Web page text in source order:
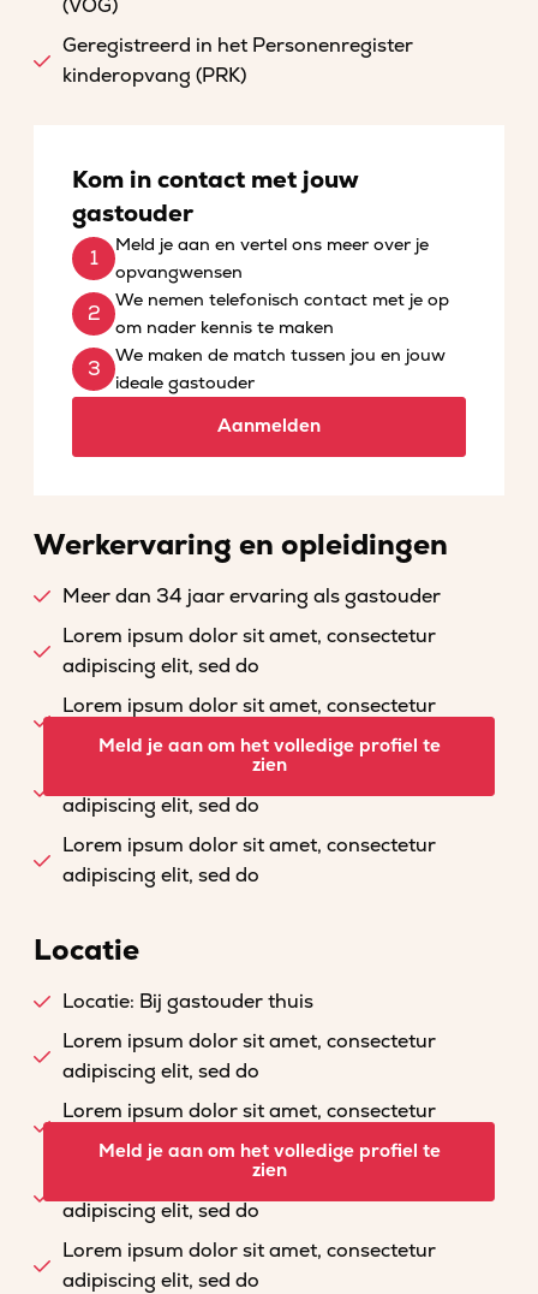
(VOG)
Geregistreerd in het Personenregister
kinderopvang (PRK)
Kom in contact met jouw
gastouder
Meld je aan en vertel ons meer over je
opvangwensen
We nemen telefonisch contact met je op
om nader kennis te maken
We maken de match tussen jou en jouw
ideale gastouder
Aanmelden
Werkervaring en opleidingen
Meer dan 34 jaar ervaring als gastouder
Lorem ipsum dolor sit amet, consectetur
adipiscing elit, sed do
Lorem ipsum dolor sit amet, consectetur
adipiscing elit, sed do
Lorem ipsum dolor sit amet, consectetur
adipiscing elit, sed do
Lorem ipsum dolor sit amet, consectetur
adipiscing elit, sed do
Meld je aan om het volledige profiel te
zien
Locatie
Locatie: Bij gastouder thuis
Lorem ipsum dolor sit amet, consectetur
adipiscing elit, sed do
Lorem ipsum dolor sit amet, consectetur
adipiscing elit, sed do
Lorem ipsum dolor sit amet, consectetur
adipiscing elit, sed do
Lorem ipsum dolor sit amet, consectetur
adipiscing elit, sed do
Meld je aan om het volledige profiel te
zien